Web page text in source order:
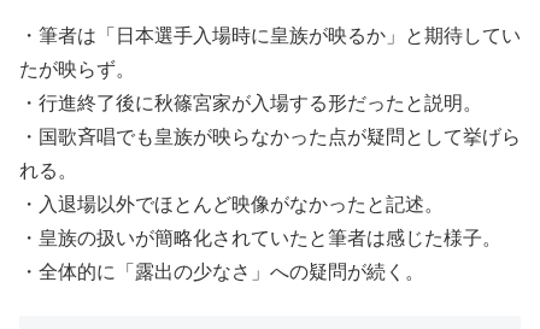
・筆者は「日本選手入場時に皇族が映るか」と期待してい
たが映らず。
・行進終了後に秋篠宮家が入場する形だったと説明。
・国歌斉唱でも皇族が映らなかった点が疑問として挙げら
れる。
・入退場以外でほとんど映像がなかったと記述。
・皇族の扱いが簡略化されていたと筆者は感じた様子。
・全体的に「露出の少なさ」への疑問が続く。